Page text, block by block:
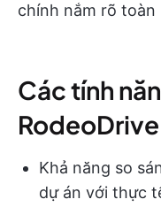
chính nắm rõ toàn
Các tính
RodeoDrive
Khả năng so
dự án với thực